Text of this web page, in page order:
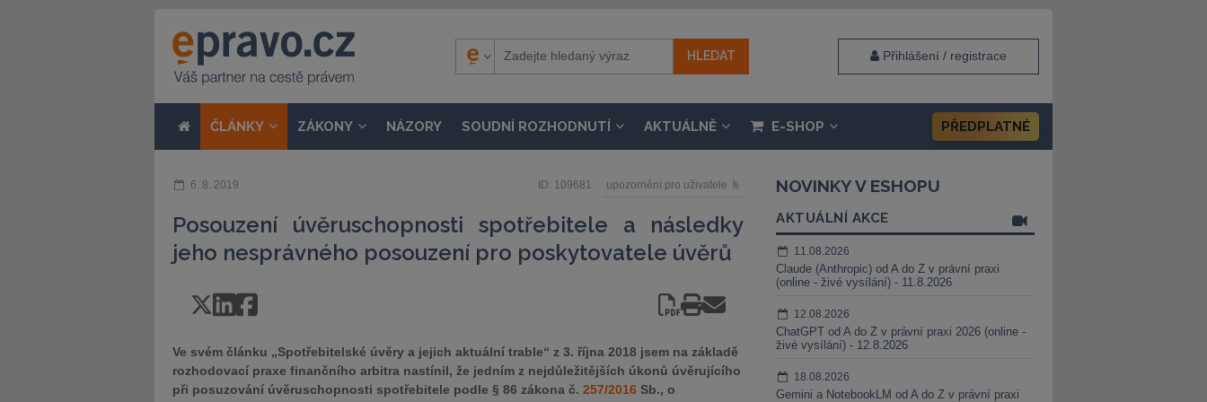
Přihlášení / registrace
ČLÁNKY ZÁKONY NÁZORY SOUDNÍ ROZHODNUTÍ AKTUÁLNĚ E-SHOP PŘEDPLATNÉ
6. 8. 2019 ID: 109681 upozornění pro uživatele
Posouzení úvěruschopnosti spotřebitele a následky
jeho nesprávného posouzení pro poskytovatele úvěrů
Ve svém článku „Spotřebitelské úvěry a jejich aktuální trable“ z 3. října 2018 jsem na základě
rozhodovací praxe finančního arbitra nastínil, že jedním z nejdůležitějších úkonů úvěrujícího
při posuzování úvěruschopnosti spotřebitele podle § 86 zákona č. 257/2016 Sb., o
NOVINKY V ESHOPU
AKTUÁLNÍ AKCE
11.08.2026
Claude (Anthropic) od A do Z v právní praxi
(online - živé vysílání) - 11.8.2026
12.08.2026
ChatGPT od A do Z v právní praxi 2026 (online -
živé vysílání) - 12.8.2026
18.08.2026
Gemini a NotebookLM od A do Z v právní praxi